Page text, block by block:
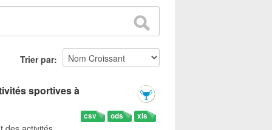
Trier par
sportives à
xls
ods
csv